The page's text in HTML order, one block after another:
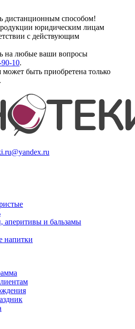
дистанционным способом!
юридическим лицам
с действующим
на любые ваши вопросы
10.
быть приобретена только
аперитивы и бальзамы
напитки